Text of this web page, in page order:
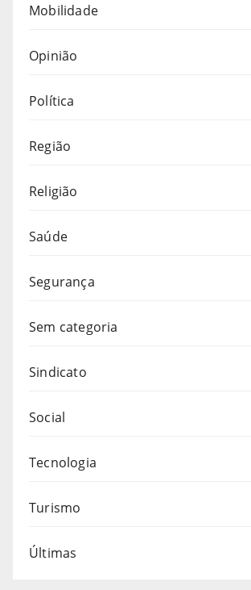
Mobilidade
Opinião
Política
Região
Religião
Saúde
Segurança
Sem categoria
Sindicato
Social
Tecnologia
Turismo
Últimas